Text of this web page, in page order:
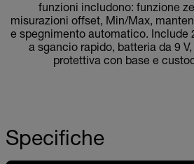
funzioni includono: funzione
misurazioni offset, Min/Max,
e spegnimento automatico. Include
a sgancio rapido, batteria da 9
protettiva con base e
Specifiche